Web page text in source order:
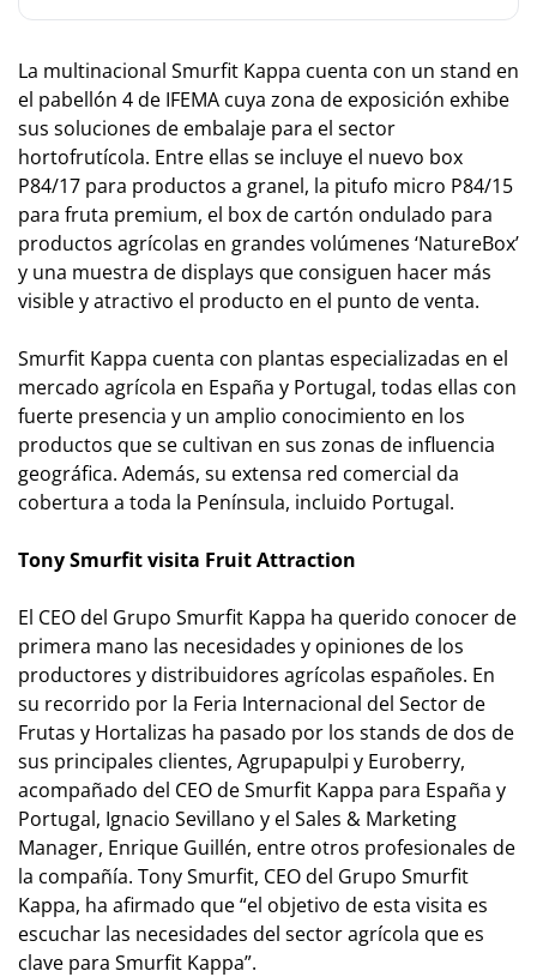
La multinacional Smurfit Kappa cuenta con un stand en
el pabellón 4 de IFEMA cuya zona de exposición exhibe
sus soluciones de embalaje para el sector
hortofrutícola. Entre ellas se incluye el nuevo box
P84/17 para productos a granel, la pitufo micro P84/15
para fruta premium, el box de cartón ondulado para
productos agrícolas en grandes volúmenes ‘NatureBox’
y una muestra de displays que consiguen hacer más
visible y atractivo el producto en el punto de venta.
Smurfit Kappa cuenta con plantas especializadas en el
mercado agrícola en España y Portugal, todas ellas con
fuerte presencia y un amplio conocimiento en los
productos que se cultivan en sus zonas de influencia
geográfica. Además, su extensa red comercial da
cobertura a toda la Península, incluido Portugal.
Tony Smurfit visita Fruit Attraction
El CEO del Grupo Smurfit Kappa ha querido conocer de
primera mano las necesidades y opiniones de los
productores y distribuidores agrícolas españoles. En
su recorrido por la Feria Internacional del Sector de
Frutas y Hortalizas ha pasado por los stands de dos de
sus principales clientes, Agrupapulpi y Euroberry,
acompañado del CEO de Smurfit Kappa para España y
Portugal, Ignacio Sevillano y el Sales & Marketing
Manager, Enrique Guillén, entre otros profesionales de
la compañía. Tony Smurfit, CEO del Grupo Smurfit
Kappa, ha afirmado que “el objetivo de esta visita es
escuchar las necesidades del sector agrícola que es
clave para Smurfit Kappa”.